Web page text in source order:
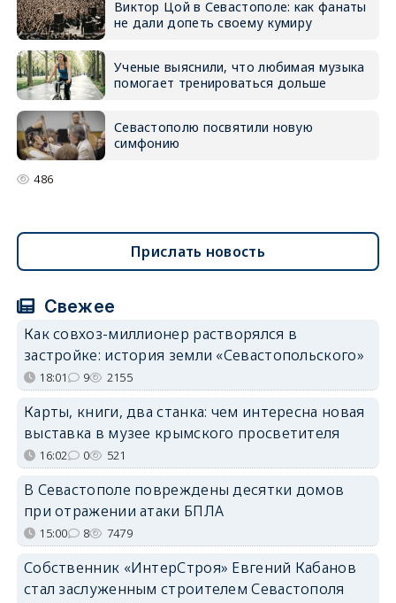
Виктор Цой в Севастополе: как фанаты
не дали допеть своему кумиру
Ученые выяснили, что любимая музыка
помогает тренироваться дольше
Севастополю посвятили новую
симфонию
486
Прислать новость
Свежее
Как совхоз-миллионер растворялся в
застройке: история земли «Севастопольского»
18:01 9 2155
Карты, книги, два станка: чем интересна новая
выставка в музее крымского просветителя
16:02 0 521
В Севастополе повреждены десятки домов
при отражении атаки БПЛА
15:00 8 7479
Собственник «ИнтерСтроя» Евгений Кабанов
стал заслуженным строителем Севастополя